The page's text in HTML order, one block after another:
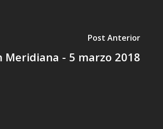
Post Anterior
Meridiana - 5 marzo 2018